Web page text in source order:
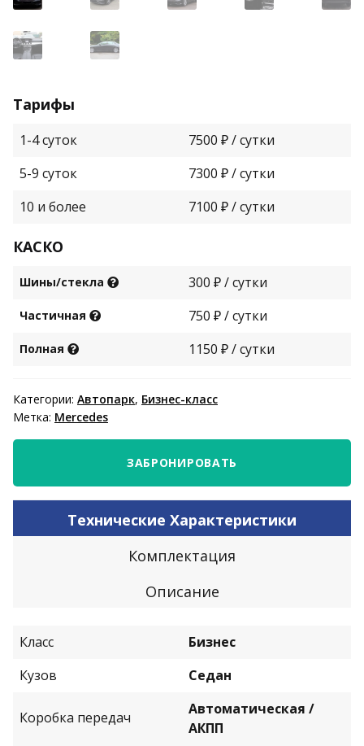
Тарифы
1-4 суток
7500 ₽ / сутки
5-9 суток
7300 ₽ / сутки
10 и более
7100 ₽ / сутки
КАСКО
Шины/стекла 300 ₽ / сутки
Частичная 750 ₽ / сутки
Полная 1150 ₽ / сутки
Категории: Автопарк, Бизнес-класс
Метка: Mercedes
ЗАБРОНИРОВАТЬ
Технические Характеристики
Комплектация
Описание
Класс
Бизнес
Кузов
Седан
Коробка передач
Автоматическая /
АКПП